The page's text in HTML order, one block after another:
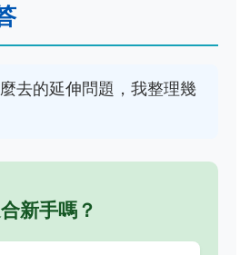
去的延伸問題，我整理幾
新手嗎？